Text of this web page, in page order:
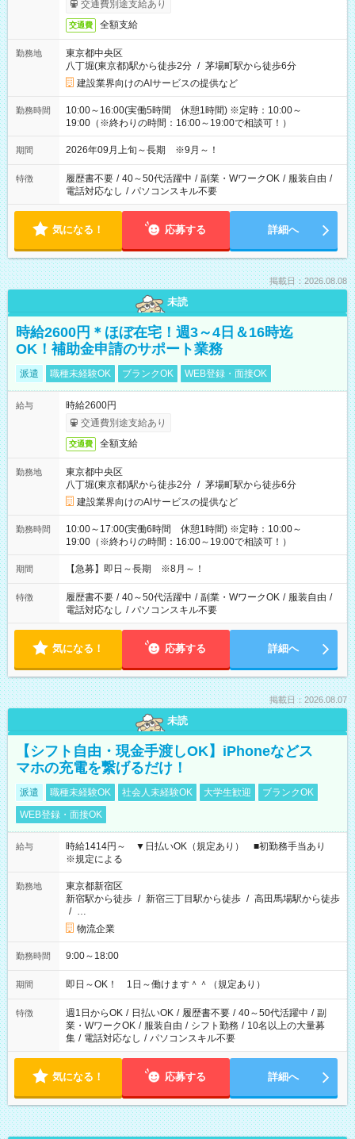
交通費別途支給あり
交通費 全額支給
勤務地
東京都中央区
八丁堀(東京都)駅から徒歩2分 / 茅場町駅から徒歩6分
建設業界向けのAIサービスの提供など
勤務時間
10:00～16:00(実働5時間 休憩1時間) ※定時：10:00～
19:00（※終わりの時間：16:00～19:00で相談可！）
期間 2026年09月上旬～長期 ※9月～！
特徴 履歴書不要 / 40～50代活躍中 / 副業・WワークOK / 服装自由 /
電話対応なし / パソコンスキル不要
気になる！ 応募する 詳細へ
掲載日：2026.08.08
未読
時給2600円＊ほぼ在宅！週3～4日＆16時迄
OK！補助金申請のサポート業務
派遣 職種未経験OK ブランクOK WEB登録・面接OK
給与
時給2600円
交通費別途支給あり
交通費 全額支給
勤務地
東京都中央区
八丁堀(東京都)駅から徒歩2分 / 茅場町駅から徒歩6分
建設業界向けのAIサービスの提供など
勤務時間
10:00～17:00(実働6時間 休憩1時間) ※定時：10:00～
19:00（※終わりの時間：16:00～19:00で相談可！）
期間 【急募】即日～長期 ※8月～！
特徴 履歴書不要 / 40～50代活躍中 / 副業・WワークOK / 服装自由 /
電話対応なし / パソコンスキル不要
気になる！ 応募する 詳細へ
掲載日：2026.08.07
未読
【シフト自由・現金手渡しOK】iPhoneなどス
マホの充電を繋げるだけ！
派遣 職種未経験OK 社会人未経験OK 大学生歓迎
ブランクOK
WEB登録・面接OK
給与
時給1414円～ ▼日払いOK（規定あり） ■初勤務手当あり
※規定による
勤務地
東京都新宿区
新宿駅から徒歩 / 新宿三丁目駅から徒歩 / 高田馬場駅から徒歩
/ …
物流企業
勤務時間 9:00～18:00
期間 即日～OK！ 1日～働けます＾＾（規定あり）
特徴 週1日からOK / 日払いOK / 履歴書不要 / 40～50代活躍中 / 副
業・WワークOK / 服装自由 / シフト勤務 / 10名以上の大量募
集 / 電話対応なし / パソコンスキル不要
気になる！ 応募する 詳細へ